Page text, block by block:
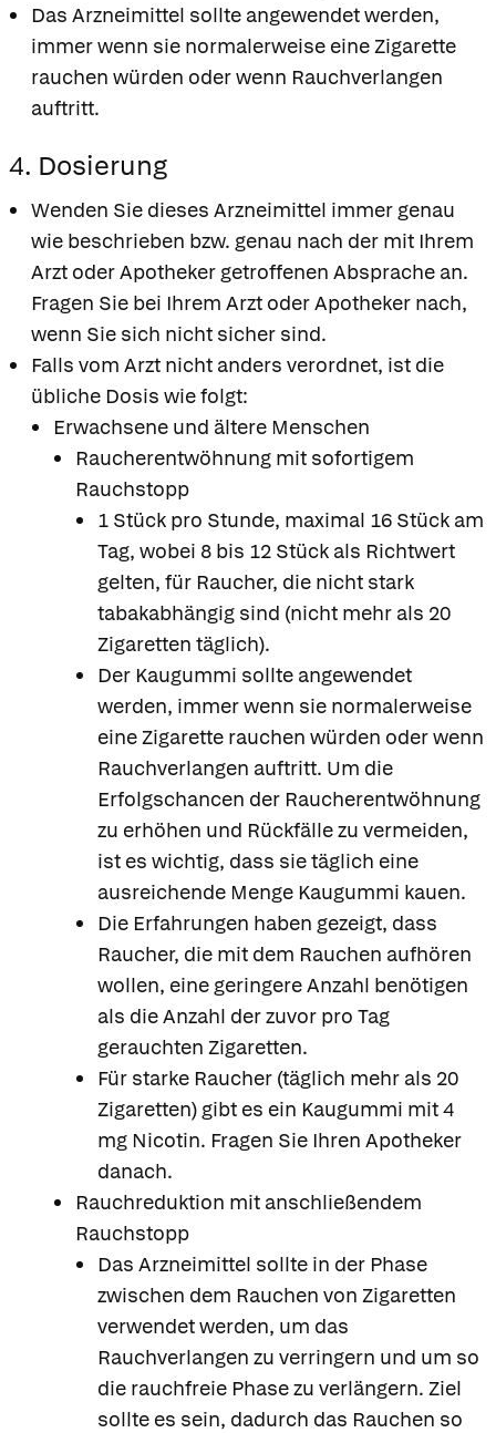
Das Arzneimittel sollte angewendet werden,
immer wenn sie normalerweise eine Zigarette
rauchen würden oder wenn Rauchverlangen
auftritt.
4. Dosierung
Wenden Sie dieses Arzneimittel immer genau
wie beschrieben bzw. genau nach der mit Ihrem
Arzt oder Apotheker getroffenen Absprache an.
Fragen Sie bei Ihrem Arzt oder Apotheker nach,
wenn Sie sich nicht sicher sind.
Falls vom Arzt nicht anders verordnet, ist die
übliche Dosis wie folgt:
Erwachsene und ältere Menschen
Raucherentwöhnung mit sofortigem
Rauchstopp
1 Stück pro Stunde, maximal 16 Stück am
Tag, wobei 8 bis 12 Stück als Richtwert
gelten, für Raucher, die nicht stark
tabakabhängig sind (nicht mehr als 20
Zigaretten täglich).
Der Kaugummi sollte angewendet
werden, immer wenn sie normalerweise
eine Zigarette rauchen würden oder wenn
Rauchverlangen auftritt. Um die
Erfolgschancen der Raucherentwöhnung
zu erhöhen und Rückfälle zu vermeiden,
ist es wichtig, dass sie täglich eine
ausreichende Menge Kaugummi kauen.
Die Erfahrungen haben gezeigt, dass
Raucher, die mit dem Rauchen aufhören
wollen, eine geringere Anzahl benötigen
als die Anzahl der zuvor pro Tag
gerauchten Zigaretten.
Für starke Raucher (täglich mehr als 20
Zigaretten) gibt es ein Kaugummi mit 4
mg Nicotin. Fragen Sie Ihren Apotheker
danach.
Rauchreduktion mit anschließendem
Rauchstopp
Das Arzneimittel sollte in der Phase
zwischen dem Rauchen von Zigaretten
verwendet werden, um das
Rauchverlangen zu verringern und um so
die rauchfreie Phase zu verlängern. Ziel
sollte es sein, dadurch das Rauchen so